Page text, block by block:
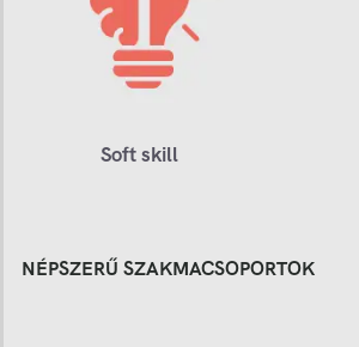
Soft skill
NÉPSZERŰ SZAKMACSOPORTOK